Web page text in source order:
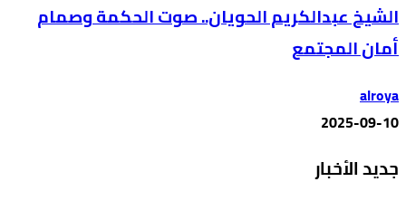
الشيخ عبدالكريم الحويان.. صوت الحكمة وصمام
أمان المجتمع
alroya
2025-09-10
جديد الأخبار